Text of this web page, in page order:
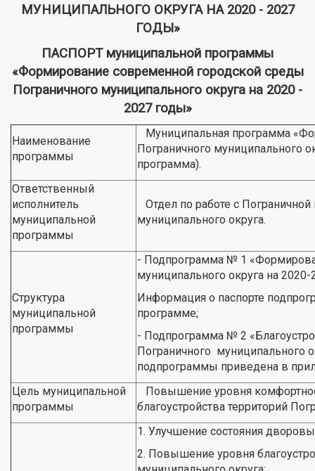
МУНИЦИПАЛЬНОГО ОКРУГА НА 2020 - 2027
ГОДЫ»
ПАСПОРТ муниципальной программы
«Формирование современной городской среды
Пограничного муниципального округа на 2020 -
2027 годы»
Наименование
программы
Муниципальная программа
Пограничного муниципального
программа).
Ответственный
исполнитель
муниципальной
программы
Отдел по работе с
муниципального округа.
Структура
муниципальной
программы
- Подпрограмма № 1
муниципального округа на
Информация о паспорте
программе;
- Подпрограмма № 2
Пограничного муниципального
подпрограммы приведена в
Цель муниципальной
программы
Повышение уровня
благоустройства территорий
1. Улучшение состояния
2. Повышение уровня